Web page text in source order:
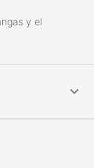
y el
para la práctica